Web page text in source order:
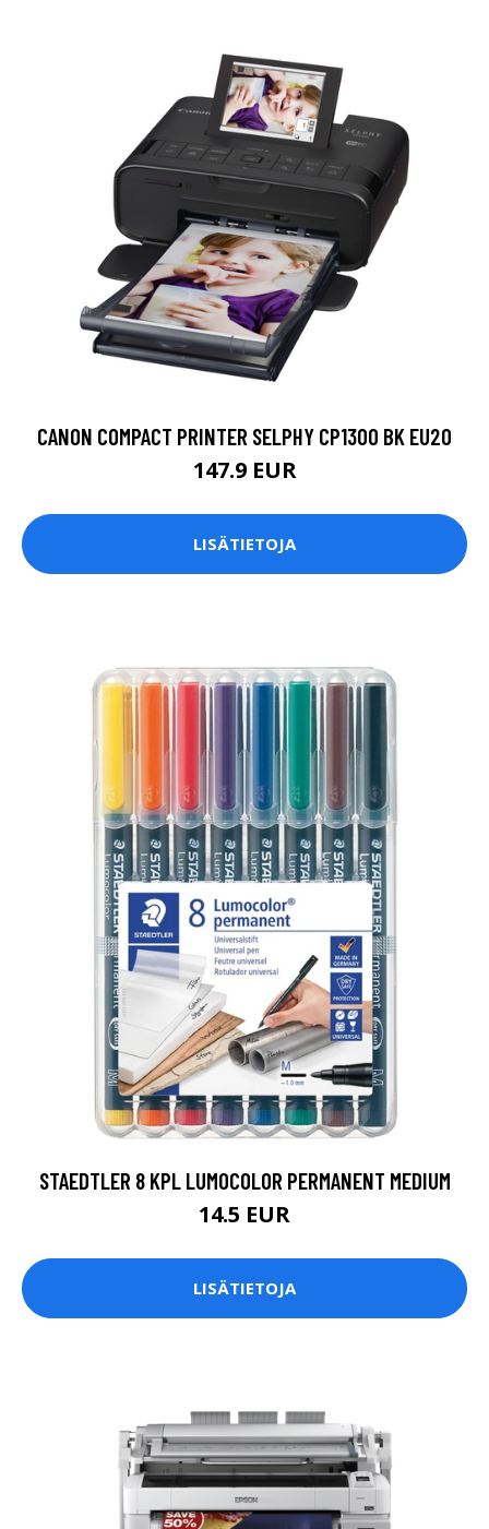
CANON COMPACT PRINTER SELPHY CP1300 BK EU20
147.9 EUR
LISÄTIETOJA
STAEDTLER 8 KPL LUMOCOLOR PERMANENT MEDIUM
14.5 EUR
LISÄTIETOJA